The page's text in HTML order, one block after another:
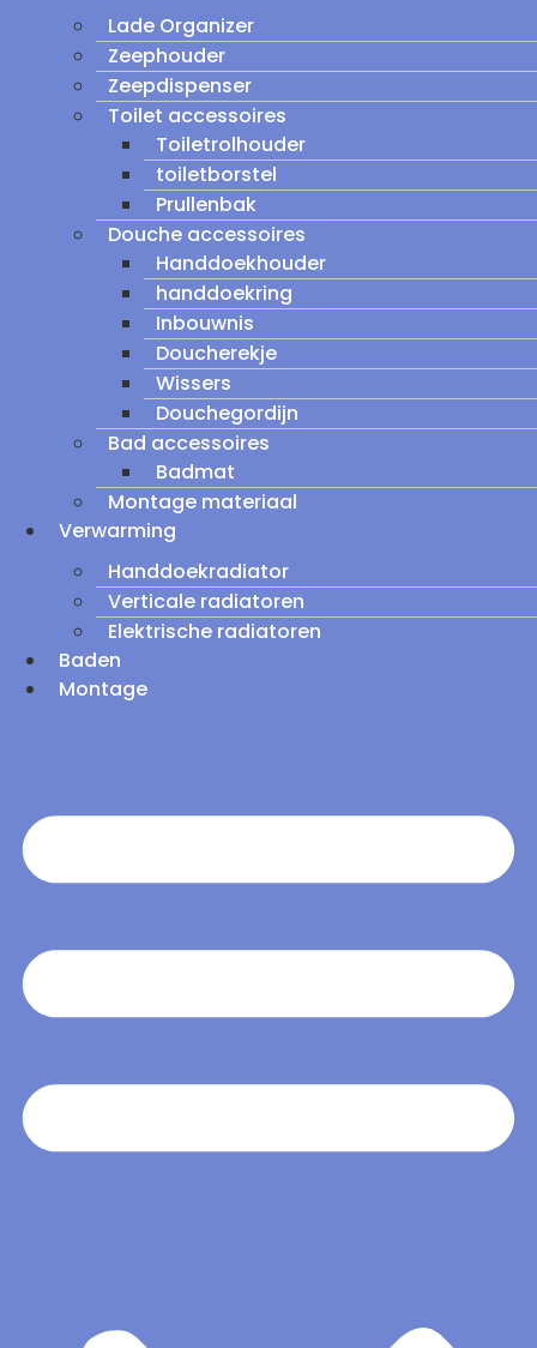
Lade Organizer
Zeephouder
Zeepdispenser
Toilet accessoires
Toiletrolhouder
toiletborstel
Prullenbak
Douche accessoires
Handdoekhouder
handdoekring
Inbouwnis
Doucherekje
Wissers
Douchegordijn
Bad accessoires
Badmat
Montage materiaal
Verwarming
Handdoekradiator
Verticale radiatoren
Elektrische radiatoren
Baden
Montage